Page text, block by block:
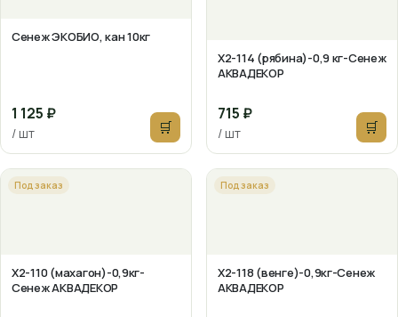
Сенеж ЭКОБИО, кан 10кг
1 125 ₽
/ шт 🛒
X2-114 (рябина)-0,9 кг-Сенеж
АКВАДЕКОР
715 ₽
/ шт 🛒
Под заказ
X2-110 (махагон)-0,9кг-
Сенеж АКВАДЕКОР
Под заказ
X2-118 (венге)-0,9кг-Сенеж
АКВАДЕКОР